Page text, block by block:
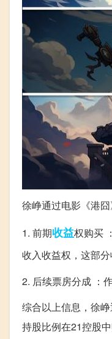
徐峥通过电影《港
1. 前期收益权购买
收入收益权，这部
2. 后续票房分成 ：
综合以上信息，徐
持股比例在21控股